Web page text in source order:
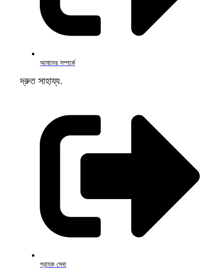
আমাদের সম্পর্কে
দ্রুত সাহায্য.
গ্রাহক সেবা